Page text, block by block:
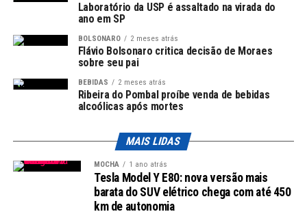
Contribuição para o Sistema Único de
Saúde (SUS)
O Farmácia Popular é considerado um importante aliado
do Sistema Único de Saúde (SUS). Ele não só facilita o
acesso a medicamentos, mas também colabora para a
continuidade do tratamento de doenças crônicas,
reduzindo a demanda por atendimentos de urgência. A
existência de uma rede ativa e regularizada de farmácias
é um fator crucial para o sucesso desse programa.
Impacto nas Comunidades
Laboratório da USP é assaltado na virada do
ano em SP
BOLSONARO 2 meses atrás
Flávio Bolsonaro critica decisão de Moraes
sobre seu pai
BEBIDAS 2 meses atrás
Ribeira do Pombal proíbe venda de bebidas
alcoólicas após mortes
MAIS LIDAS
MOCHA 1 ano atrás
Tesla Model Y E80: nova versão mais
barata do SUV elétrico chega com até 450
km de autonomia